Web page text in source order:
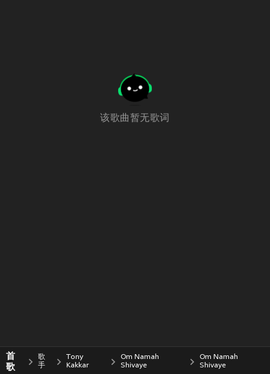
该歌曲暂无歌词
首
歌
歌
手
Tony
Kakkar
Om Namah
Shivaye
Om Namah
Shivaye